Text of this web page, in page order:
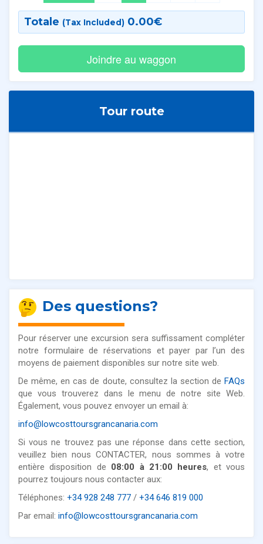
Totale (Tax Included) 0.00€
Tour route
Des questions?
Pour réserver une excursion sera suffissament compléter
notre formulaire de réservations et payer par l’un des
moyens de paiement disponibles sur notre site web.
De même, en cas de doute, consultez la section de FAQs
que vous trouverez dans le menu de notre site Web.
Également, vous pouvez envoyer un email à:
info@lowcosttoursgrancanaria.com
Si vous ne trouvez pas une réponse dans cette section,
veuillez bien nous CONTACTER, nous sommes à votre
entière disposition de 08:00 à 21:00 heures, et vous
pourrez toujours nous contacter aux:
Téléphones: +34 928 248 777 / +34 646 819 000
Par email: info@lowcosttoursgrancanaria.com